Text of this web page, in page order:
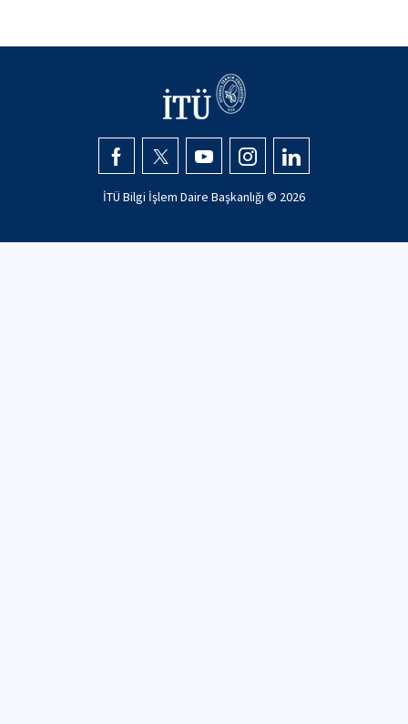
İTÜ Bilgi İşlem Daire Başkanlığı © 2026